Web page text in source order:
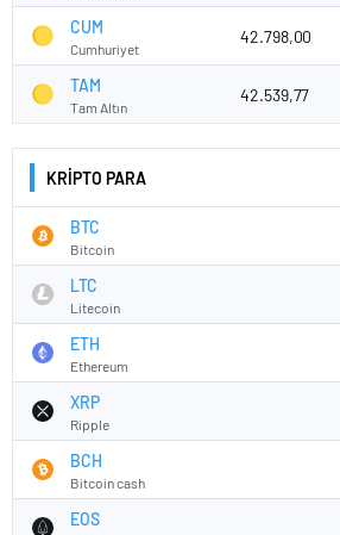
CUM
Cumhuriyet
42.798,00
TAM
Tam Altın
42.539,77
KRİPTO PARA
BTC
Bitcoin
LTC
Litecoin
ETH
Ethereum
XRP
Ripple
BCH
Bitcoin cash
EOS